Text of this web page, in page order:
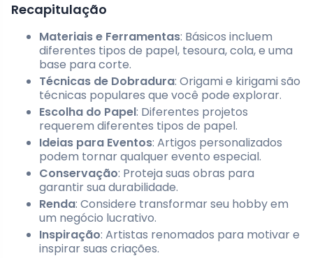
Recapitulação
Materiais e Ferramentas: Básicos incluem
diferentes tipos de papel, tesoura, cola, e uma
base para corte.
Técnicas de Dobradura: Origami e kirigami são
técnicas populares que você pode explorar.
Escolha do Papel: Diferentes projetos
requerem diferentes tipos de papel.
Ideias para Eventos: Artigos personalizados
podem tornar qualquer evento especial.
Conservação: Proteja suas obras para
garantir sua durabilidade.
Renda: Considere transformar seu hobby em
um negócio lucrativo.
Inspiração: Artistas renomados para motivar e
inspirar suas criações.